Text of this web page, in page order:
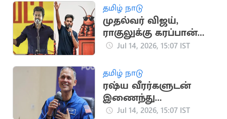
தமிழ் நாடு
முதல்வர் விஜய்,
ராகுலுக்கு கரப்பான்
பூச்சி கட்சி போராட
Jul 14, 2026, 15:07 IST
தமிழ் நாடு
ரஷ்ய வீரர்களுடன்
இணைந்து
விண்வெளி
Jul 14, 2026, 15:07 IST